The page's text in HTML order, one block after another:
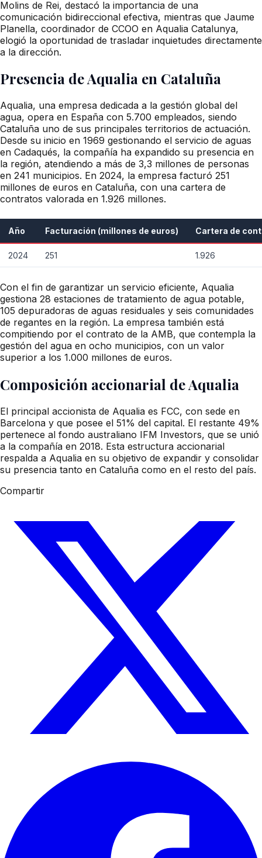
Molins de Rei, destacó la importancia de una
comunicación bidireccional efectiva, mientras que Jaume
Planella, coordinador de CCOO en Aqualia Catalunya,
elogió la oportunidad de trasladar inquietudes directamente
a la dirección.
Presencia de Aqualia en Cataluña
Aqualia, una empresa dedicada a la gestión global del
agua, opera en España con 5.700 empleados, siendo
Cataluña uno de sus principales territorios de actuación.
Desde su inicio en 1969 gestionando el servicio de aguas
en Cadaqués, la compañía ha expandido su presencia en
la región, atendiendo a más de 3,3 millones de personas
en 241 municipios. En 2024, la empresa facturó 251
millones de euros en Cataluña, con una cartera de
contratos valorada en 1.926 millones.
Año Facturación (millones de euros) Cartera de
2024 251 1.926
Con el fin de garantizar un servicio eficiente, Aqualia
gestiona 28 estaciones de tratamiento de agua potable,
105 depuradoras de aguas residuales y seis comunidades
de regantes en la región. La empresa también está
compitiendo por el contrato de la AMB, que contempla la
gestión del agua en ocho municipios, con un valor
superior a los 1.000 millones de euros.
Composición accionarial de Aqualia
El principal accionista de Aqualia es FCC, con sede en
Barcelona y que posee el 51% del capital. El restante 49%
pertenece al fondo australiano IFM Investors, que se unió
a la compañía en 2018. Esta estructura accionarial
respalda a Aqualia en su objetivo de expandir y consolidar
su presencia tanto en Cataluña como en el resto del país.
Compartir